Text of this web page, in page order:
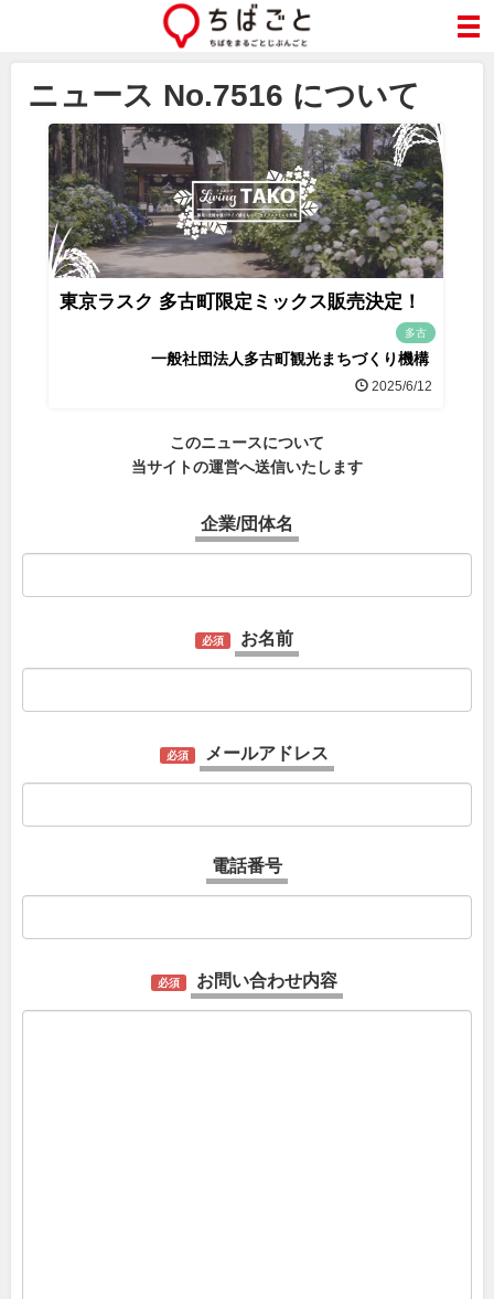
ニュース No.7516 について
東京ラスク 多古町限定ミックス販売決定！
多古
一般社団法人多古町観光まちづくり機構
2025/6/12
このニュースについて
当サイトの運営へ送信いたします
企業/団体名
必須 お名前
必須 メールアドレス
電話番号
必須 お問い合わせ内容